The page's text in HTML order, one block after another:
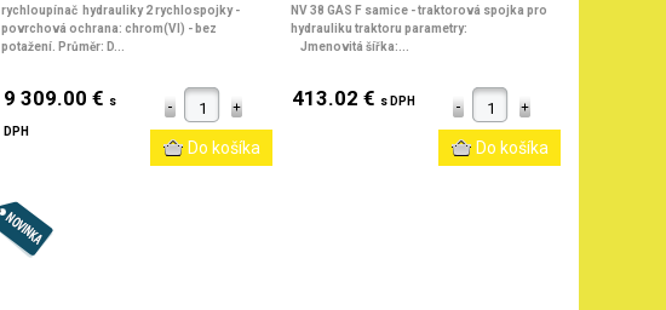
rychloupínač hydrauliky 2 rychlospojky -
povrchová ochrana: chrom(VI) - bez
potažení. Průměr: D...
9 309.00 € s
DPH
NV 38 GAS F samice - traktorová spojka pro
hydrauliku traktoru parametry:
Jmenovitá šířka:...
413.02 € s DPH